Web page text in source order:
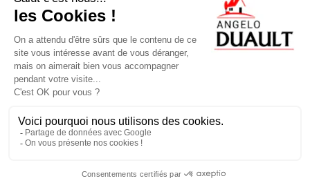
Artisan DUAULT- lieu dit les queutes 72230 RUAUDIN -
06 10 96 13 57-artisanduault@gmail.com
DEVIS GRATUIT